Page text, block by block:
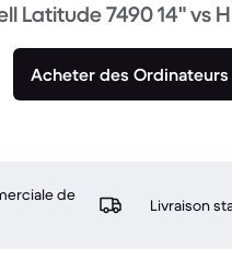
Latitude 7490 14" vs
Acheter des
de
Livraison